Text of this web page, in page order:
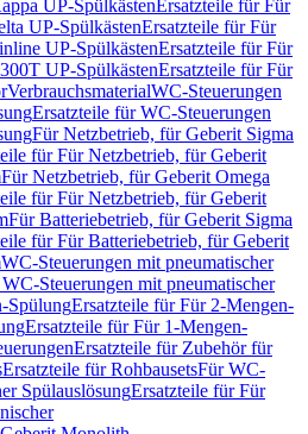
UP-SpülkästenErsatzteile für Für
UP-SpülkästenErsatzteile für Für
UP-SpülkästenErsatzteile für Für
UP-SpülkästenErsatzteile für Für
VerbrauchsmaterialWC-Steuerungen
Ersatzteile für WC-Steuerungen
Für Netzbetrieb, für Geberit Sigma
für Für Netzbetrieb, für Geberit
Für Netzbetrieb, für Geberit Omega
für Für Netzbetrieb, für Geberit
Für Batteriebetrieb, für Geberit Sigma
für Für Batteriebetrieb, für Geberit
WC-Steuerungen mit pneumatischer
Steuerungen mit pneumatischer
SpülungErsatzteile für Für 2-Mengen-
Ersatzteile für Für 1-Mengen-
Ersatzteile für Zubehör für
Ersatzteile für RohbausetsFür WC-
SpülauslösungErsatzteile für Für